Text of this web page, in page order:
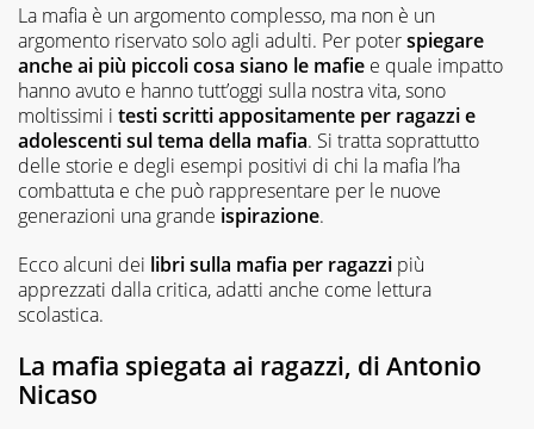
La mafia è un argomento complesso, ma non è un
argomento riservato solo agli adulti. Per poterspiegare
anche ai più piccoli cosa siano le mafie e quale impatto
hanno avuto e hanno tutt’oggi sulla nostra vita, sono
moltissimi i testi scritti appositamente per ragazzi e
adolescenti sul tema della mafia. Si tratta soprattutto
delle storie e degli esempi positivi di chi la mafia l’ha
combattuta e che può rappresentare per le nuove
generazioni una grande ispirazione.
Ecco alcuni dei libri sulla mafia per ragazzi più
apprezzati dalla critica, adatti anche come lettura
scolastica.
La mafia spiegata ai ragazzi, di Antonio
Nicaso